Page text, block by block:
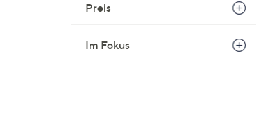
Preis
Im Fokus